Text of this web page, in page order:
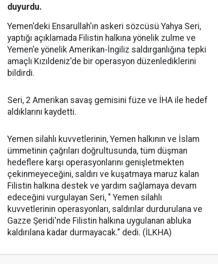
duyurdu.
Yemen'deki Ensarullah'ın askeri sözcüsü Yahya Seri,
yaptığı açıklamada Filistin halkına yönelik zulme ve
Yemen'e yönelik Amerikan-İngiliz saldırganlığına tepki
amaçlı Kızıldeniz'de bir operasyon düzenlediklerini
bildirdi.
Seri, 2 Amerikan savaş gemisini füze ve İHA ile hedef
aldıklarını kaydetti.
Yemen silahlı kuvvetlerinin, Yemen halkının ve İslam
ümmetinin çağrıları doğrultusunda, tüm düşman
hedeflere karşı operasyonlarını genişletmekten
çekinmeyeceğini, saldırı ve kuşatmaya maruz kalan
Filistin halkına destek ve yardım sağlamaya devam
edeceğini vurgulayan Seri, " Yemen silahlı
kuvvetlerinin operasyonları, saldırılar durdurulana ve
Gazze Şeridi'nde Filistin halkına uygulanan abluka
kaldırılana kadar durmayacak." dedi. (İLKHA)